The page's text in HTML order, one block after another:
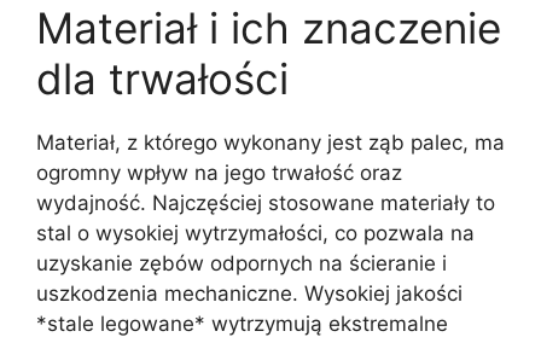
Materiał i ich znaczenie
dla trwałości
Materiał, z którego wykonany jest ząb palec, ma
ogromny wpływ na jego trwałość oraz
wydajność. Najczęściej stosowane materiały to
stal o wysokiej wytrzymałości, co pozwala na
uzyskanie zębów odpornych na ścieranie i
uszkodzenia mechaniczne. Wysokiej jakości
*stale legowane* wytrzymują ekstremalne